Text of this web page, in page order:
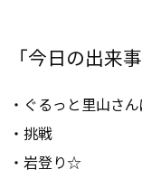
「今日の出来
・ぐるっと里山さ
・挑戦
・岩登り☆